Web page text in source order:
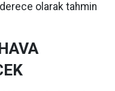
olarak tahmin